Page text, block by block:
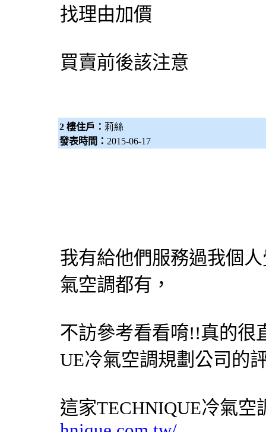
找理由加價
買賣前後該注意
2 樓住戶： 莉絲
發表時間： 2015-06-17
我有給他們服務過我個
氣空調都有，
不訪參考看看唷!!真的很
UE冷氣空調規劃公司的
這家TECHNIQUE冷氣空